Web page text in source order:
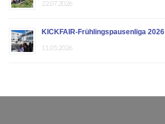
22.07.2026
KICKFAIR-Frühlingspausenliga 2026
11.05.2026